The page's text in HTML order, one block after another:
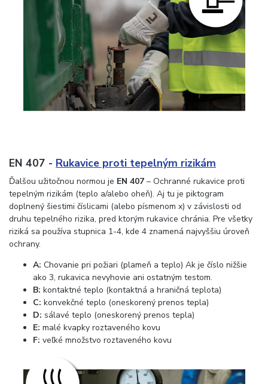
EN 407 - Rukavice proti tepelným rizikám
Ďalšou užitočnou normou je EN 407 – Ochranné rukavice proti
tepelným rizikám (teplo a/alebo oheň). Aj tu je piktogram
doplnený šiestimi číslicami (alebo písmenom x) v závislosti od
druhu tepelného rizika, pred ktorým rukavice chránia. Pre všetky
riziká sa používa stupnica 1-4, kde 4 znamená najvyššiu úroveň
ochrany.
A: Chovanie pri požiari (plameň a teplo) Ak je číslo nižšie
ako 3, rukavica nevyhovie ani ostatným testom.
B: kontaktné teplo (kontaktná a hraničná teplota)
C: konvekčné teplo (oneskorený prenos tepla)
D: sálavé teplo (oneskorený prenos tepla)
E: malé kvapky roztaveného kovu
F: veľké množstvo roztaveného kovu